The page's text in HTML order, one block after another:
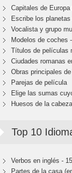
Capitales de
Escribe los
Vocalista y grupo
Modelos de coches
Títulos de películas
Ciudades romanas
Obras principales
Parejas de película
Elige las sumas
Huesos de la
Top 10
Verbos en inglés -
Partes de la casa